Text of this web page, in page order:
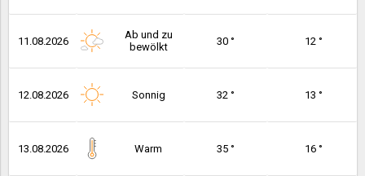
11.08.2026
Ab und zu
bewölkt
30 ° 12 °
12.08.2026 Sonnig 32 ° 13 °
13.08.2026 Warm 35 ° 16 °